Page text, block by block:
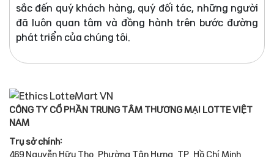
sắc đến quý khách hàng, quý đối tác, những người
đã luôn quan tâm và đồng hành trên bước đường
phát triển của chúng tôi.
CÔNG TY CỔ PHẦN TRUNG TÂM THƯƠNG MẠI LOTTE VIỆT
NAM
Trụ sở chính:
469 Nguyễn Hữu Thọ, Phường Tân Hưng, TP. Hồ Chí Minh